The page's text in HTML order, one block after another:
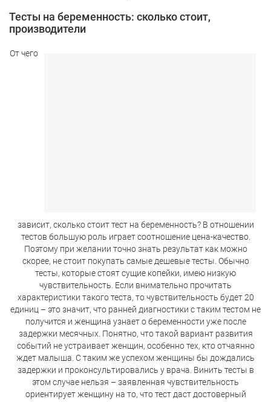
Тесты на беременность: сколько стоит,
производители
От чего
зависит, сколько стоит тест на беременность? В отношении
тестов большую роль играет соотношение цена-качество.
Поэтому при желании точно знать результат как можно
скорее, не стоит покупать самые дешевые тесты. Обычно
тесты, которые стоят сущие копейки, имею низкую
чувствительность. Если внимательно прочитать
характеристики такого теста, то чувствительность будет 20
единиц – это значит, что ранней диагностики с таким тестом не
получится и женщина узнает о беременности уже после
задержки месячных. Понятно, что такой вариант развития
событий не устраивает женщин, особенно тех, кто отчаянно
ждет малыша. С таким же успехом женщины бы дождались
задержки и проконсультировались у врача. Винить тесты в
этом случае нельзя – заявленная чувствительность
ориентирует женщину на то, что тест даст достоверный